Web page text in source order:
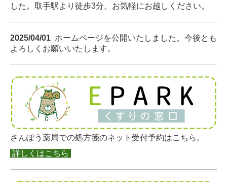
した。取手駅より徒歩3分。お気軽にお越しください。
2025/04/01 ホームページを公開いたしました。今後とも
よろしくお願いいたします。
さんぽう薬局での処方箋のネット受付予約はこちら。
詳しくはこちら